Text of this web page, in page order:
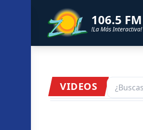
106.5 FM
!La Más Interactiva!
VIDEOS